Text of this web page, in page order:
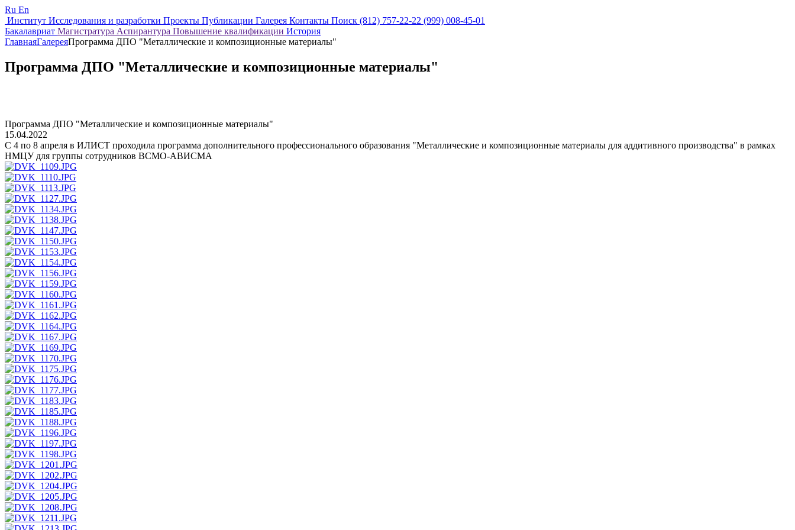
Ru En
Институт Исследования и разработки Проекты Публикации Галерея Контакты Поиск (812) 757-22-22 (999) 008-45-01
Бакалавриат Магистратура Аспирантура Повышение квалификации История
ГлавнаяГалереяПрограмма ДПО "Металлические и композиционные материалы"
Программа ДПО "Металлические и композиционные материалы"
Программа ДПО "Металлические и композиционные материалы"
15.04.2022
С 4 по 8 апреля в ИЛИСТ проходила программа дополнительного профессионального образования "Металлические и композиционные материалы для аддитивного производства" в рамках
НМЦУ для группы сотрудников ВСМО-АВИСМА